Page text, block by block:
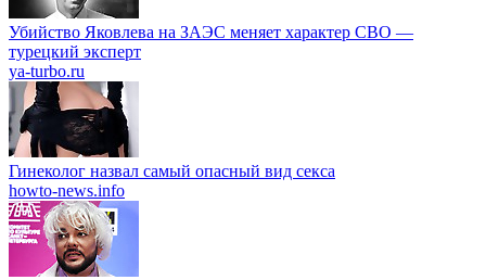
Убийство Яковлева на ЗАЭС меняет характер СВО —
турецкий эксперт
ya-turbo.ru
Гинеколог назвал самый опасный вид секса
howto-news.info